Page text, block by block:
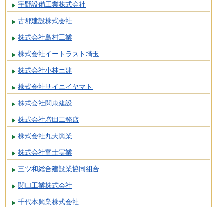
宇野設備工業株式会社
古郡建設株式会社
株式会社島村工業
株式会社イートラスト埼玉
株式会社小林土建
株式会社サイエイヤマト
株式会社関東建設
株式会社増田工務店
株式会社丸天興業
株式会社富士実業
三ツ和総合建設業協同組合
関口工業株式会社
千代本興業株式会社